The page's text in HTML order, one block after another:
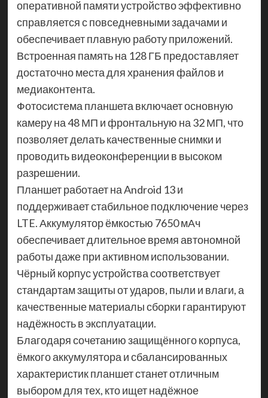
оперативной памяти устройство эффективно
справляется с повседневными задачами и
обеспечивает плавную работу приложений.
Встроенная память на 128 ГБ предоставляет
достаточно места для хранения файлов и
медиаконтента.
Фотосистема планшета включает основную
камеру на 48 МП и фронтальную на 32 МП, что
позволяет делать качественные снимки и
проводить видеоконференции в высоком
разрешении.
Планшет работает на Android 13 и
поддерживает стабильное подключение через
LTE. Аккумулятор ёмкостью 7650 мАч
обеспечивает длительное время автономной
работы даже при активном использовании.
Чёрный корпус устройства соответствует
стандартам защиты от ударов, пыли и влаги, а
качественные материалы сборки гарантируют
надёжность в эксплуатации.
Благодаря сочетанию защищённого корпуса,
ёмкого аккумулятора и сбалансированных
характеристик планшет станет отличным
выбором для тех, кто ищет надёжное